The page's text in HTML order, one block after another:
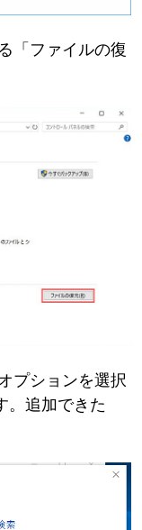
「ファイルの復
プションを選択
。追加できた